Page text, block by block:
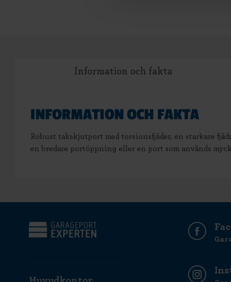
Information och fakta
INFORMATION OCH FAKTA
Robust takskjutport med torsionsfjäder, en starkare
en bredare portöppning eller en port som används